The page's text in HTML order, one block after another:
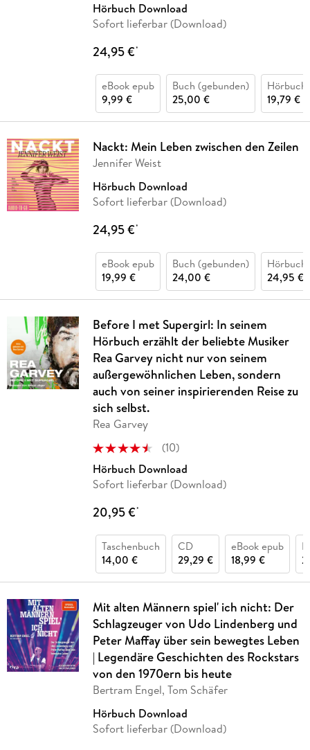
Hörbuch Download
Sofort lieferbar (Download)
24,95 €*
eBook epub
9,99 €
Buch (gebunden)
25,00 €
Hörbuch
19,79 €
Nackt: Mein Leben zwischen den Zeilen
Jennifer Weist
Hörbuch Download
Sofort lieferbar (Download)
24,95 €*
eBook epub
19,99 €
Buch (gebunden)
24,00 €
Hörbuch
24,95 €
Before I met Supergirl: In seinem
Hörbuch erzählt der beliebte Musiker
Rea Garvey nicht nur von seinem
außergewöhnlichen Leben, sondern
auch von seiner inspirierenden Reise zu
sich selbst.
Rea Garvey
(10)
Hörbuch Download
Sofort lieferbar (Download)
20,95 €*
Taschenbuch
14,00 €
CD
29,29 €
eBook epub
18,99 €
Mit alten Männern spiel' ich nicht: Der
Schlagzeuger von Udo Lindenberg und
Peter Maffay über sein bewegtes Leben
| Legendäre Geschichten des Rockstars
von den 1970ern bis heute
Bertram Engel, Tom Schäfer
Hörbuch Download
Sofort lieferbar (Download)